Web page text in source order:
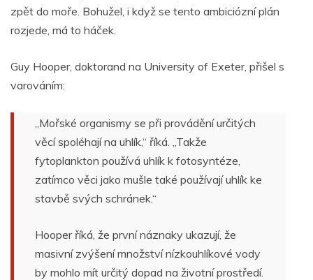
zpět do moře. Bohužel, i když se tento ambiciózní plán
rozjede, má to háček.
Guy Hooper, doktorand na University of Exeter, přišel s
varováním:
„Mořské organismy se při provádění určitých
věcí spoléhají na uhlík,“ říká. „Takže
fytoplankton používá uhlík k fotosyntéze,
zatímco věci jako mušle také používají uhlík ke
stavbě svých schránek.“
Hooper říká, že první náznaky ukazují, že
masivní zvýšení množství nízkouhlíkové vody
by mohlo mít určitý dopad na životní prostředí.